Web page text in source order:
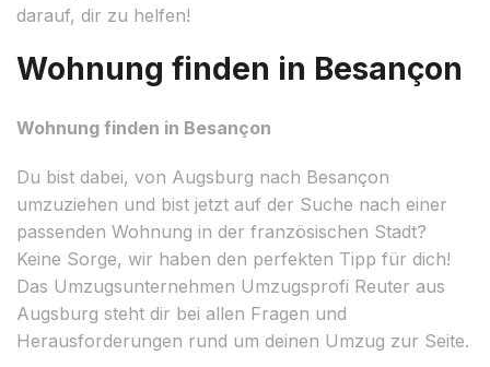
darauf, dir zu helfen!
Wohnung finden in Besançon
Wohnung finden in Besançon
Du bist dabei, von Augsburg nach Besançon
umzuziehen und bist jetzt auf der Suche nach einer
passenden Wohnung in der französischen Stadt?
Keine Sorge, wir haben den perfekten Tipp für dich!
Das Umzugsunternehmen Umzugsprofi Reuter aus
Augsburg steht dir bei allen Fragen und
Herausforderungen rund um deinen Umzug zur Seite.